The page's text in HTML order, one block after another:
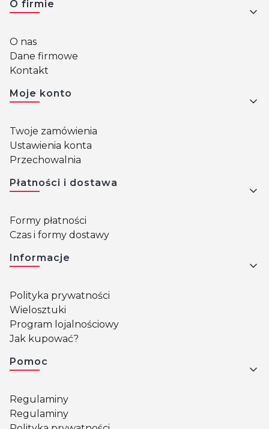
Linki w stopce
O firmie
O nas
Dane firmowe
Kontakt
Moje konto
Twoje zamówienia
Ustawienia konta
Przechowalnia
Płatności i dostawa
Formy płatności
Czas i formy dostawy
Informacje
Polityka prywatności
Wielosztuki
Program lojalnościowy
Jak kupować?
Pomoc
Regulaminy
Regulaminy